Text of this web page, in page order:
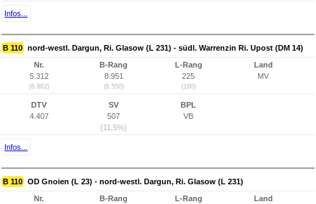
Infos...
B 110 nord-westl. Dargun, Ri. Glasow (L 231) - südl. Warrenzin Ri. Upost (DM 14)
Nr.
5.312
(8.982)
B-Rang
8.951
(6.550)
L-Rang
225
(160)
Land
MV
DTV
4.407
SV
507
(11,5%)
BPL
VB
Infos...
B 110 OD Gnoien (L 23) - nord-westl. Dargun, Ri. Glasow (L 231)
Nr.
B-Rang
L-Rang
Land